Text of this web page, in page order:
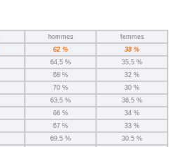
hommes
femmes
62 %
38 %
64,5 %
35,5 %
68 %
32 %
70 %
30 %
63,5 %
36,5 %
66 %
34 %
67 %
33 %
69.5 %
30.5 %